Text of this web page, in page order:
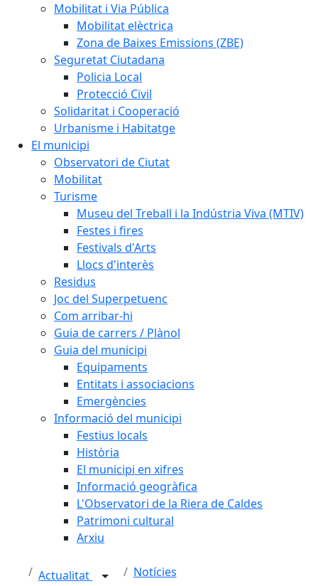
Mobilitat i Via Pública
Mobilitat elèctrica
Zona de Baixes Emissions (ZBE)
Seguretat Ciutadana
Policia Local
Protecció Civil
Solidaritat i Cooperació
Urbanisme i Habitatge
El municipi
Observatori de Ciutat
Mobilitat
Turisme
Museu del Treball i la Indústria Viva (MTIV)
Festes i fires
Festivals d'Arts
Llocs d'interès
Residus
Joc del Superpetuenc
Com arribar-hi
Guia de carrers / Plànol
Guia del municipi
Equipaments
Entitats i associacions
Emergències
Informació del municipi
Festius locals
Història
El municipi en xifres
Informació geogràfica
L'Observatori de la Riera de Caldes
Patrimoni cultural
Arxiu
Actualitat Notícies